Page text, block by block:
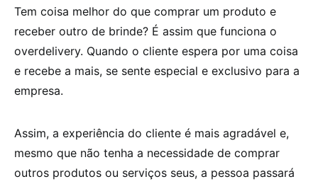
Tem coisa melhor do que comprar um produto e
receber outro de brinde? É assim que funciona o
overdelivery. Quando o cliente espera por uma coisa
e recebe a mais, se sente especial e exclusivo para a
empresa.
Assim, a experiência do cliente é mais agradável e,
mesmo que não tenha a necessidade de comprar
outros produtos ou serviços seus, a pessoa passará